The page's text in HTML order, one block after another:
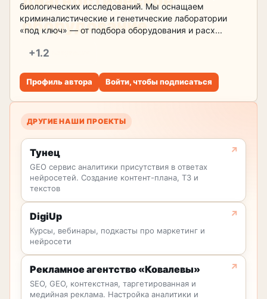
биологических исследований. Мы оснащаем
криминалистические и генетические лаборатории
«под ключ» — от подбора оборудования и расх...
+1.2
Профиль автора Войти, чтобы подписаться
ДРУГИЕ НАШИ ПРОЕКТЫ
Тунец
GEO сервис аналитики присутствия в ответах
нейросетей. Создание контент-плана, ТЗ и
текстов
DigiUp
Курсы, вебинары, подкасты про маркетинг и
нейросети
Рекламное агентство «Ковалевы»
SEO, GEO, контекстная, таргетированная и
медийная реклама. Настройка аналитики и